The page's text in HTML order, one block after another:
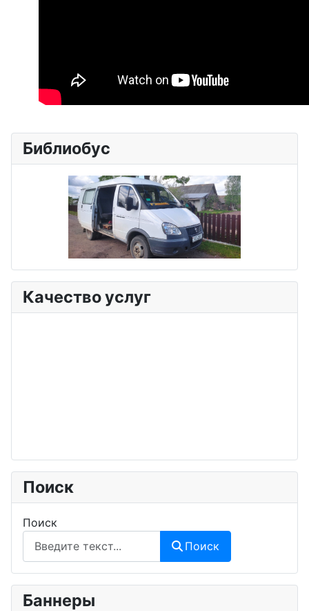
Библиобус
Качество услуг
Поиск
Поиск
Поиск
Баннеры